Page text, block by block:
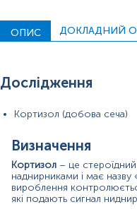
Стабільно низький
виснаження організму,
Для чого потрібно
надниркової системи;
o
для диференціальної
o для оцінки причин
o при порушеннях
ОПИС ДОКЛАДНИЙ
Дослідження
Кортизол (добова сеча)
Визначення
Кортизол – це
наднирниками і має
вироблення
які подають сигнал